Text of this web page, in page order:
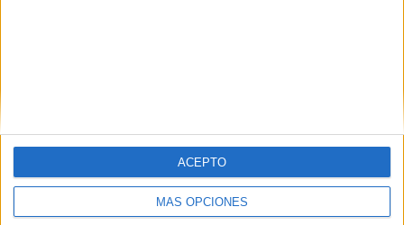
MÁS OPCIONES
ACEPTO
PINTEREST